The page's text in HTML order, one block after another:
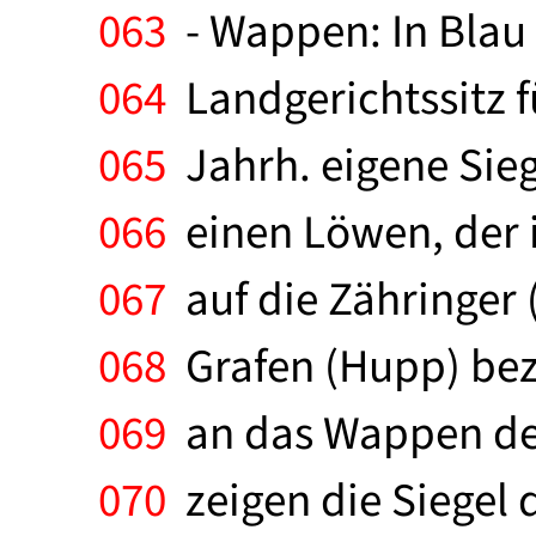
063 - Wappen: In
064 Landgerichtssitz
065 Jahrh. eigene
066 einen Löwen,
067 auf die
068 Grafen (Hupp)
069 an das Wappen
070 zeigen die